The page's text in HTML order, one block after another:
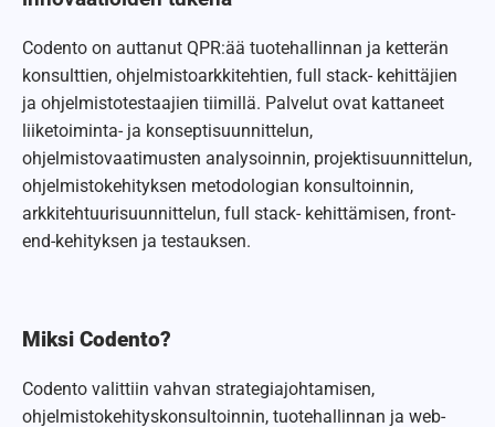
Codento on auttanut QPR:ää tuotehallinnan ja ketterän
konsulttien, ohjelmistoarkkitehtien, full stack- kehittäjien
ja ohjelmistotestaajien tiimillä. Palvelut ovat kattaneet
liiketoiminta- ja konseptisuunnittelun,
ohjelmistovaatimusten analysoinnin, projektisuunnittelun,
ohjelmistokehityksen metodologian konsultoinnin,
arkkitehtuurisuunnittelun, full stack- kehittämisen, front-
end-kehityksen ja testauksen.
Miksi Codento?
Codento valittiin vahvan strategiajohtamisen,
ohjelmistokehityskonsultoinnin, tuotehallinnan ja web-